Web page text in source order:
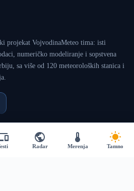
projekat VojvodinaMeteo tima: isti
numeričko modeliranje i sopstvena
sa više od 120 meteoroloških stanica i
- VojvodinaMeteo - Dizajn:VM
Radar Merenja Tamno